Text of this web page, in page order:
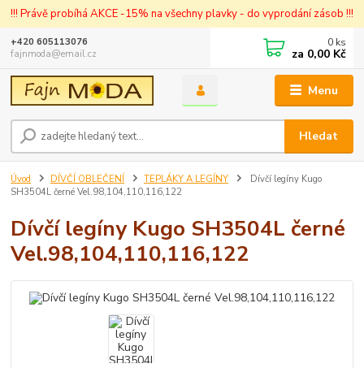
!!! Právě probíhá AKCE -15% na všechny plavky - do vyprodání zásob !!!
Menu
Hledat
+420 605113076
fajnmoda@email.cz
0 ks
za 0,00 Kč
Úvod DÍVČÍ OBLEČENÍ TEPLÁKY A LEGÍNY
Dívčí legíny Kugo
SH3504L černé Vel.98,104,110,116,122
Dívčí legíny Kugo SH3504L černé
Vel.98,104,110,116,122